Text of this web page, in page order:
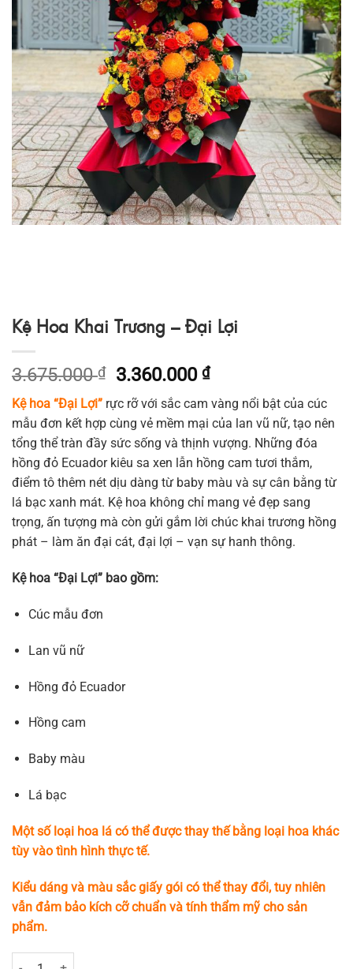
Kệ Hoa Khai Trương – Đại Lợi
3.675.000₫
Giá
gốc
là:
3.675.000 ₫.
3.360.000₫Giá
hiện
tại
là:
3.360.000 ₫.
Kệ hoa “Đại Lợi” rực rỡ với sắc cam vàng nổi bật của cúc
mẫu đơn kết hợp cùng vẻ mềm mại của lan vũ nữ, tạo nên
tổng thể tràn đầy sức sống và thịnh vượng. Những đóa
hồng đỏ Ecuador kiêu sa xen lẫn hồng cam tươi thắm,
điểm tô thêm nét dịu dàng từ baby màu và sự cân bằng từ
lá bạc xanh mát. Kệ hoa không chỉ mang vẻ đẹp sang
trọng, ấn tượng mà còn gửi gắm lời chúc khai trương hồng
phát – làm ăn đại cát, đại lợi – vạn sự hanh thông.
Kệ hoa “Đại Lợi” bao gồm:
Cúc mẫu đơn
Lan vũ nữ
Hồng đỏ Ecuador
Hồng cam
Baby màu
Lá bạc
Một số loại hoa lá có thể được thay thế bằng loại hoa khác
tùy vào tình hình thực tế.
Kiểu dáng và màu sắc giấy gói có thể thay đổi, tuy nhiên
vẫn đảm bảo kích cỡ chuẩn và tính thẩm mỹ cho sản
phẩm.
Kệ Hoa Khai Trương - Đại Lợi số lượng